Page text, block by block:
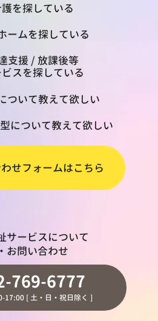
を探している
ームを探している
支援 / 放課後等
スを探している
ついて教えて欲しい
について教えて欲しい
せフォームはこちら
サービスについて
お問い合わせ
769-6777
17:00 [ 土・日・祝日除く ]